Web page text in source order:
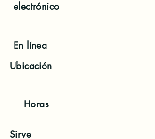
electrónico
En línea
Ubicación
Horas
Sirve